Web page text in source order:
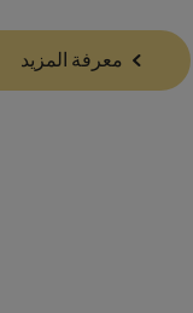
معرفة المزيد